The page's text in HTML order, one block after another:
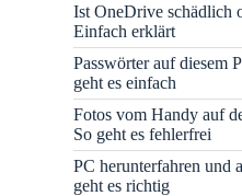
Ist OneDrive schädlich
Einfach erklärt
Passwörter auf diesem
geht es einfach
Fotos vom Handy auf
So geht es fehlerfrei
PC herunterfahren und
geht es richtig